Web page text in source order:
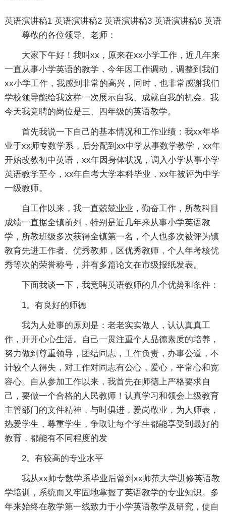
英语演讲稿1
尊敬的各位领导、老师：
大家下午好！我叫xx，原来在xx小学工作，近几年来
一直从事小学英语的教学，今年因工作调动，调整到我们
xx小学工作，我感到非常的高兴，同时，也非常感谢我们
学校领导能给我这样一次展示自我、成就自我的机会。我
今天我竞聘的岗位是三、四年级的英语教学。
首先我说一下自己的基本情况和工作业绩：我xx年毕
业于xx师专数学系，后分配到xx中学从事数学教学，xx年
开始改教初中英语，xx年因身体状况，调入小学从事小学
英语教学至今，xx年自考大学本科毕业，xx年被评为中学
一级教师。
自工作以来，我一直兢兢业业，勤奋工作，所教科目
成绩一直据全镇前列，特别是近几年来从事小学英语教
学，所教班级多次获得全镇第一名，个人也多次被评为镇
教育先进工作者、优秀教师，区优秀教师，个人年考核优
秀等次的荣誉称号，并有多篇论文在市级报纸发表。
下面我谈一下，我竞聘英语教师的几个优势和条件：
1。有良好的师德
我为人处事的原则是：老老实实做人，认认真真工
作，开开心心生活。自己一贯注重个人品德素质的培养，
努力做到尊重领导，团结同志，工作负责，办事公道，不
计较个人得失，对工作对同志有公心，爱心，平常心和宽
容心。自从参加工作以来，我首先在师德上严格要求自
己，要做一个合格的人民教师！认真学习和领会上级教育
主管部门的文件精神，与时俱进，爱岗敬业，为人师表，
热爱学生，尊重学生，争取让每个学生都能享受到最好的
教育，都能有不同程度的发
2。有较高的专业水平
我从xx师专数学系毕业后曾到xx师范大学进修英语教
学培训，系统而又牢固地掌握了英语教学的专业知识。多
年来始终在教学第一线致力于小学英语教学及研究，使自
英语演讲稿2 英语演讲稿3 英语演讲稿6 英语